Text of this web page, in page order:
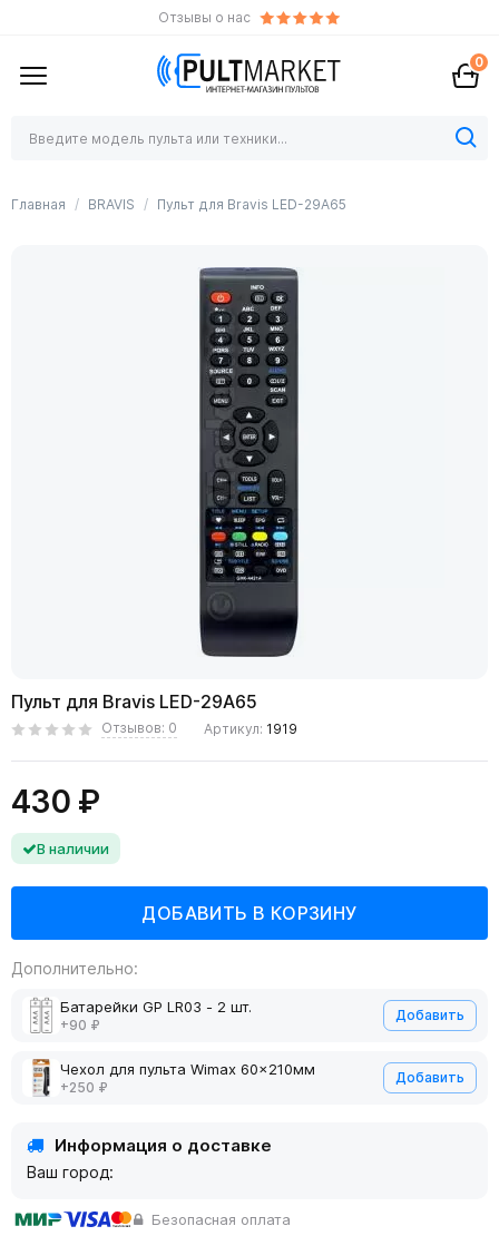
Отзывы о нас
0
Главная BRAVIS Пульт для Bravis LED-29A65
Пульт для Bravis LED-29A65
Отзывов: 0 Артикул: 1919
430 ₽
В наличии
Дополнительно:
Батарейки GP LR03 - 2 шт.
+90 ₽
Добавить
Чехол для пульта Wimax 60x210мм
+250 ₽
Добавить
Информация о доставке
Ваш город:
Безопасная оплата